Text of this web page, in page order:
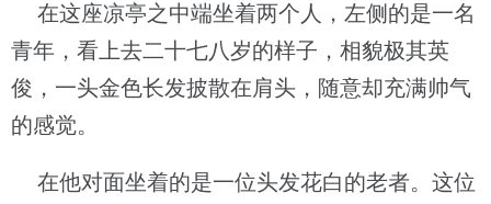
在这座凉亭之中端坐着两个人，左侧的是一名
青年，看上去二十七八岁的样子，相貌极其英
俊，一头金色长发披散在肩头，随意却充满帅气
的感觉。
在他对面坐着的是一位头发花白的老者。这位